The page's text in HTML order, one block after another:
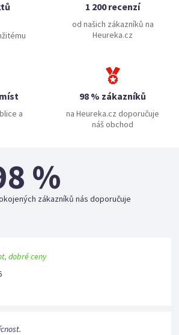
1 200 recenzí
od našich zákazníků na
Heureka.cz
a
98 % zákazníků
na Heureka.cz doporučuje
náš obchod
%
zákazníků nás doporučuje
dobré ceny